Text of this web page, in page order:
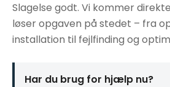
Slagelse godt. Vi kommer
løser opgaven på stedet – fra
installation til fejlfinding og
Har du brug for hjælp nu?